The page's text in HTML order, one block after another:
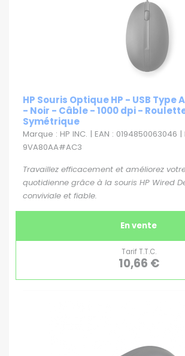
HP Souris Optique HP - USB Type
- Noir - Câble - 1000 dpi -
Symétrique
Marque : HP INC. | EAN : 0194850063046
9VA80AA#AC3
Travaillez efficacement et améliorez
quotidienne grâce à la souris HP Wired
conviviale et fiable.
En vente
Tarif T.T.C.
10,66 €